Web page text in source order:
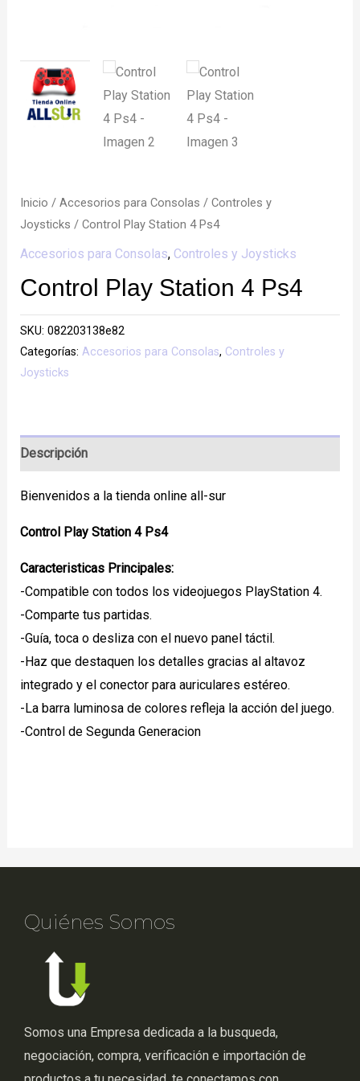
Inicio / Accesorios para Consolas / Controles y
Joysticks / Control Play Station 4 Ps4
Accesorios para Consolas, Controles y Joysticks
Control Play Station 4 Ps4
SKU: 082203138e82
Categorías: Accesorios para Consolas, Controles y
Joysticks
Descripción
Bienvenidos a la tienda online all-sur
Control Play Station 4 Ps4
Caracteristicas Principales:
-Compatible con todos los videojuegos PlayStation 4.
-Comparte tus partidas.
-Guía, toca o desliza con el nuevo panel táctil.
-Haz que destaquen los detalles gracias al altavoz
integrado y el conector para auriculares estéreo.
-La barra luminosa de colores refleja la acción del juego.
-Control de Segunda Generacion
Quiénes Somos
Somos una Empresa dedicada a la busqueda,
negociación, compra, verificación e importación de